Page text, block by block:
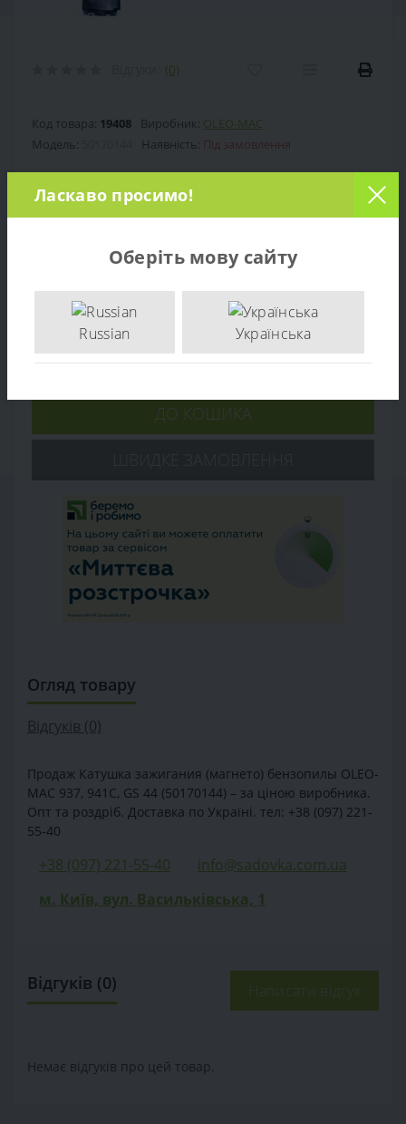
(0)
Код товара: 19408 Виробник: OLEO-MAC
Модель:
Наявність: Під замовлення
Під замовлення (зараз немає в
наявності)
Кількість:
ДО КОШИКА
Огляд товару
Відгуків (0)
Продаж Катушка зажигания (магнето) бензопилы OLEO-
MAC 937, 941C, GS 44 (50170144) – за ціною виробника.
Опт та роздріб. Доставка по Україні. тел: +38 (097) 221-
55-40
+38 (097) 221-55-40
info@sadovka.com.ua
м. Київ, вул. Васильківська, 1
Відгуків (0) Написати відгук
Немає відгуків про цей товар.
Ласкаво просимо!
Оберіть мову сайту
Russian Українська